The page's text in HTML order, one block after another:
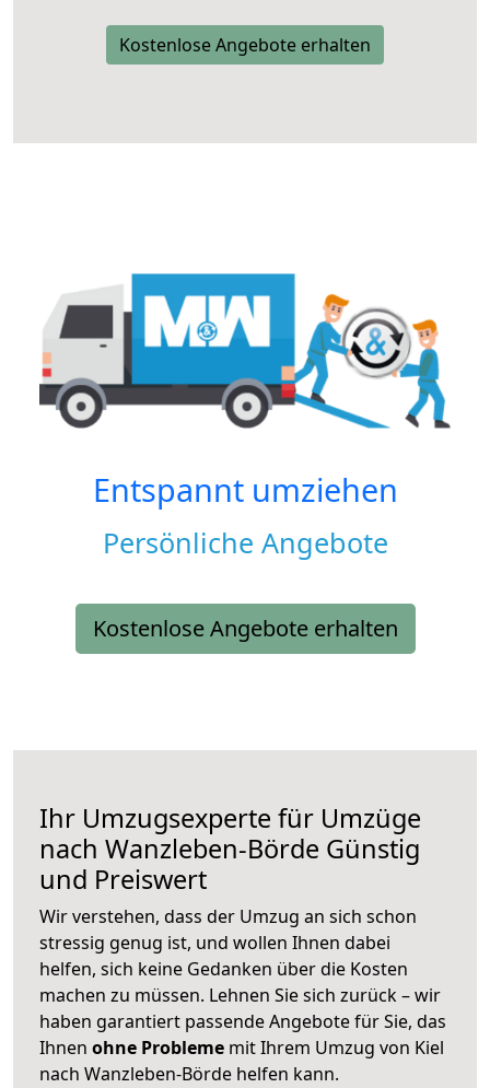
Kostenlose Angebote erhalten
Entspannt umziehen
Persönliche Angebote
Kostenlose Angebote erhalten
Ihr Umzugsexperte für Umzüge
nach Wanzleben-Börde Günstig
und Preiswert
Wir verstehen, dass der Umzug an sich schon
stressig genug ist, und wollen Ihnen dabei
helfen, sich keine Gedanken über die Kosten
machen zu müssen. Lehnen Sie sich zurück – wir
haben garantiert passende Angebote für Sie, das
Ihnen ohne Probleme mit Ihrem Umzug von Kiel
nach Wanzleben-Börde helfen kann.